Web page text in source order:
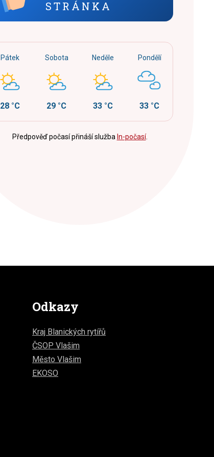
STRÁNKA
Pátek
28 °C
Sobota
29 °C
Neděle
33 °C
Pondělí
33 °C
Předpověď počasí přináší služba In-počasí.
Odkazy
Kraj Blanických rytířů
ČSOP Vlašim
Město Vlašim
EKOSO